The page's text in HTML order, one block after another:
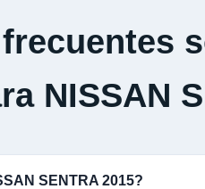
NISSAN
SENTRA 2015?